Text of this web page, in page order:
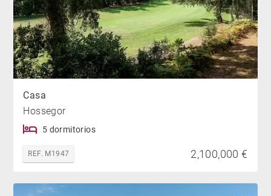
Casa
Hossegor
5 dormitorios
REF. M1947 2,100,000 €